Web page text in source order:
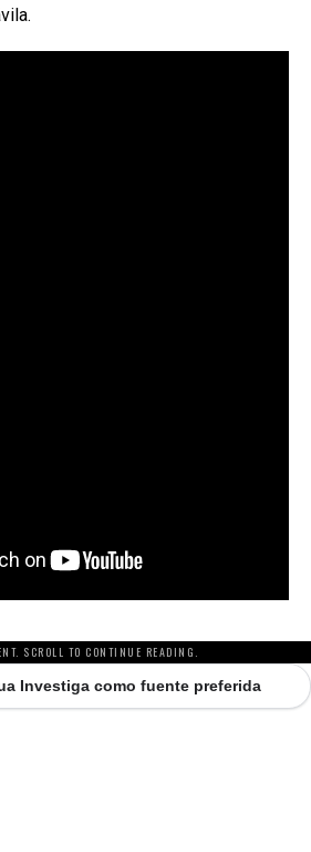
SCROLL TO CONTINUE READING.
Investiga como fuente preferida